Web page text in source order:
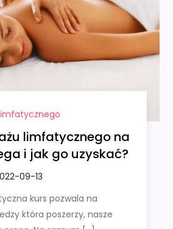
limfatycznego na
i jak go uzyskać?
kurs pozwala na
która poszerzy, nasze